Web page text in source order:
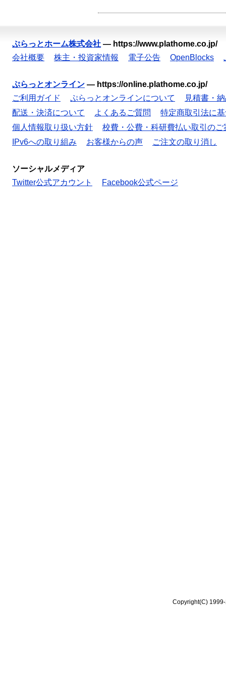
ぷらっとホーム株式会社 — https://www.plathome.co.jp/
会社概要
株主・投資家情報 電子公告 OpenBlocks
ぷらっとオンライン — https://online.plathome.co.jp/
ご利用ガイド
ぷらっとオンラインについて
見積書・
配送・決済について
よくあるご質問
特定商取引法に
個人情報取り扱い方針
校費・公費・科研費払い取引のご
IPv6への取り組み
お客様からの声 ご注文の取り消し
ソーシャルメディア
Twitter公式アカウント
Facebook公式ページ
Copyright(C)